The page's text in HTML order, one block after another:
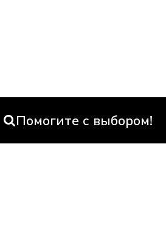
Помогите с выбором!